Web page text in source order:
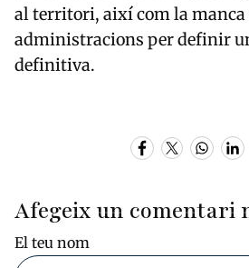
al territori, així com la manca
administracions per definir
definitiva.
Afegeix un comentari
El teu nom